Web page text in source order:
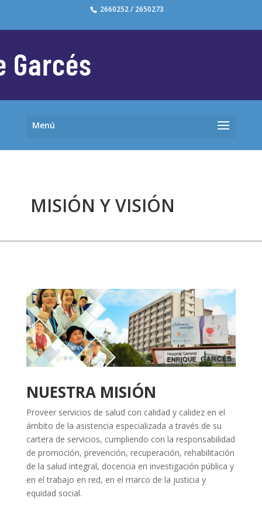
2660252 / 2650273
MISIÓN Y VISIÓN
NUESTRA MISIÓN
Proveer servicios de salud con calidad y calidez en el
ámbito de la asistencia especializada a través de su
cartera de servicios, cumpliendo con la responsabilidad
de promoción, prevención, recuperación, rehabilitación
de la salud integral, docencia en investigación pública y
en el trabajo en red, en el marco de la justicia y
equidad social.